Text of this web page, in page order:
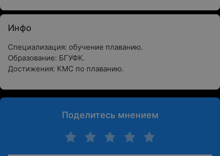
Инфо
Специализация: обучение плаванию.
Образование: БГУФК.
Достижения: КМС по плаванию.
Поделитесь мнением